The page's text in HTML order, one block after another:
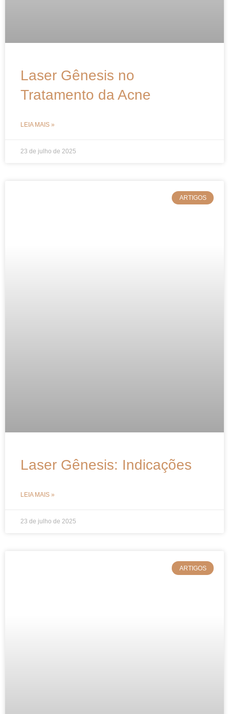
Laser Gênesis no
Tratamento da Acne
LEIA MAIS »
23 de julho de 2025
ARTIGOS
Laser Gênesis: Indicações
LEIA MAIS »
23 de julho de 2025
ARTIGOS